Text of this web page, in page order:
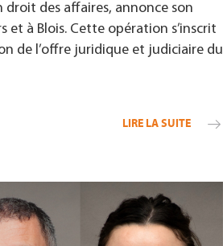
droit des affaires, annonce son
et à Blois. Cette opération s’inscrit
de l’offre juridique et judiciaire du
LIRE LA SUITE